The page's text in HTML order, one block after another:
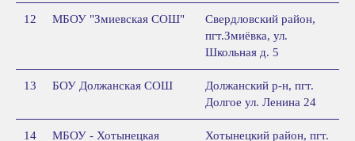
12 МБОУ "Змиевская СОШ"
Свердловский район,
пгт.Змиёвка, ул.
Школьная д. 5
13 БОУ Должанская СОШ
Должанский р-н, пгт.
Долгое ул. Ленина 24
14
МБОУ - Хотынецкая
Хотынецкий район, пгт.